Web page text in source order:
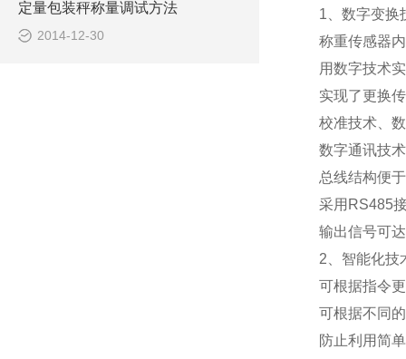
定量包装秤称量调试方法
2014-12-30
1、数字变换
称重传感器
用数字技术
实现了更换
校准技术、
数字通讯技术
总线结构便
采用RS485
输出信号可
2、智能化技
可根据指令
可根据不同
防止利用简